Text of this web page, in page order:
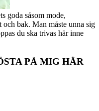
goda såsom mode,
bak. Man måste unna sig
du ska trivas här inne
PÅ MIG HÄR